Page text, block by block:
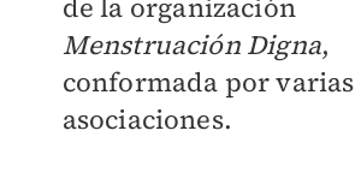
de la organización
Menstruación Digna,
conformada por varias
asociaciones.